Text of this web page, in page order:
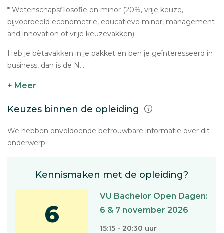
* Wetenschapsfilosofie en minor (20%, vrije keuze,
bijvoorbeeld econometrie, educatieve minor, management
and innovation of vrije keuzevakken)
Heb je bètavakken in je pakket en ben je geïnteresseerd in
business, dan is de N...
+ Meer
Keuzes binnen de opleiding
We hebben onvoldoende betrouwbare informatie over dit
onderwerp.
Kennismaken met de opleiding?
6
VU Bachelor Open Dagen:
6 & 7 november 2026
15:15 - 20:30 uur